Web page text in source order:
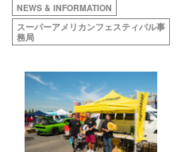
NEWS & INFORMATION
スーパーアメリカンフェスティバル事
務局